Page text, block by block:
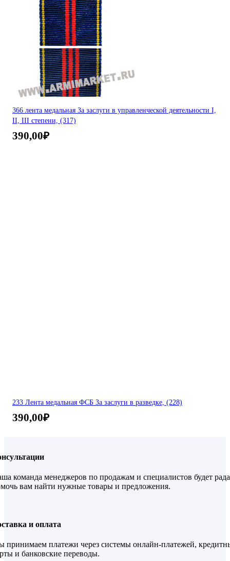
366 лента медальная За заслуги в управленческой деятельности I,
II, III степени, (317)
390,00₽
233 Лента медальная ФСБ За заслуги в разведке, (228)
390,00₽
команда менеджеров по продажам и специалистов будет рада
вам найти нужные товары и предложения.
и оплата
принимаем платежи через системы онлайн-платежей,
и банковские переводы.